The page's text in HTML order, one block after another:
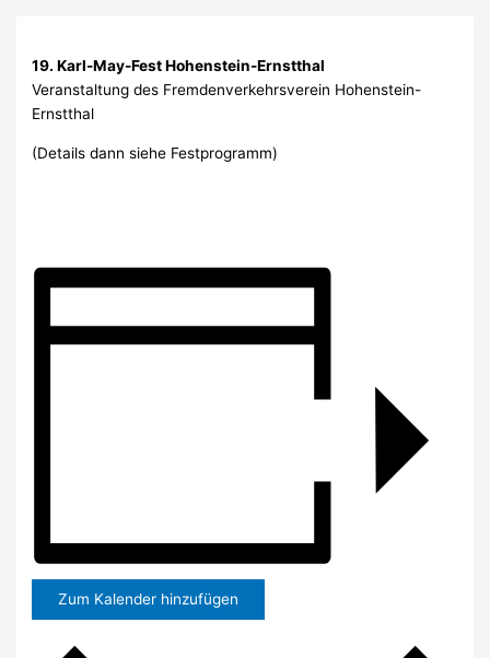
19. Karl-May-Fest Hohenstein-Ernstthal
Veranstaltung des Fremdenverkehrsverein Hohenstein-
Ernstthal
(Details dann siehe Festprogramm)
Zum Kalender hinzufügen